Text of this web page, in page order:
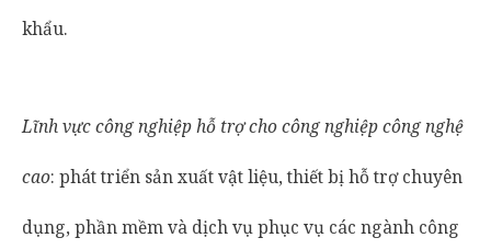
khẩu.
Lĩnh vực công nghiệp hỗ trợ cho công nghiệp công nghệ
cao: phát triển sản xuất vật liệu, thiết bị hỗ trợ chuyên
dụng, phần mềm và dịch vụ phục vụ các ngành công